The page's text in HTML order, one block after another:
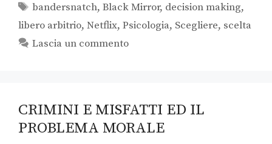
bandersnatch,Black Mirror, decision making,
libero arbitrio, Netflix, Psicologia, Scegliere, scelta
Lascia un commento
CRIMINI E MISFATTI ED IL
PROBLEMA MORALE